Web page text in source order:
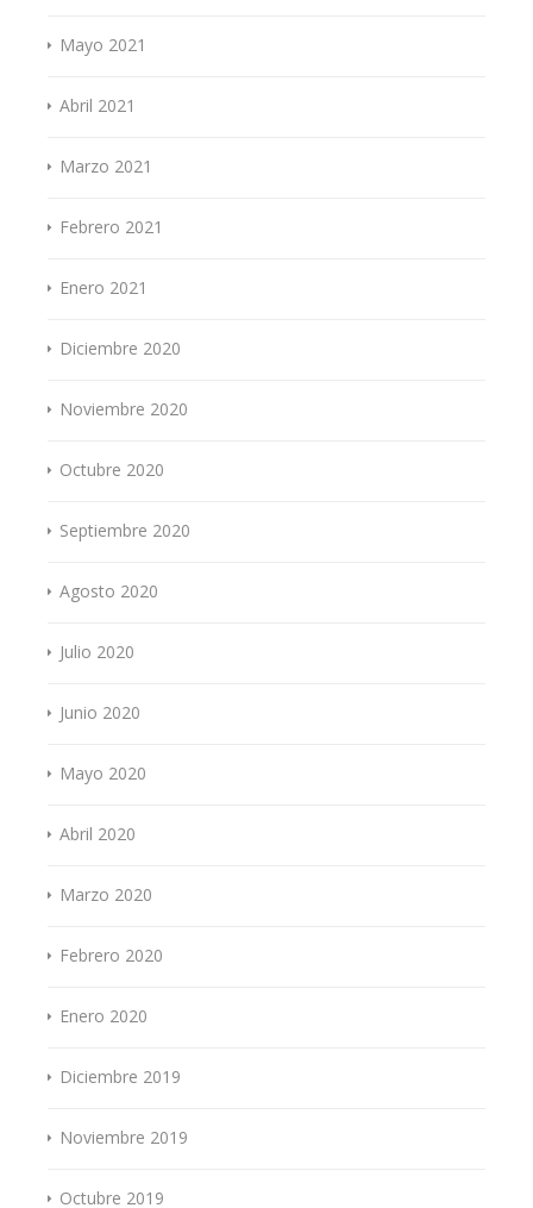
Mayo 2021
Abril 2021
Marzo 2021
Febrero 2021
Enero 2021
Diciembre 2020
Noviembre 2020
Octubre 2020
Septiembre 2020
Agosto 2020
Julio 2020
Junio 2020
Mayo 2020
Abril 2020
Marzo 2020
Febrero 2020
Enero 2020
Diciembre 2019
Noviembre 2019
Octubre 2019